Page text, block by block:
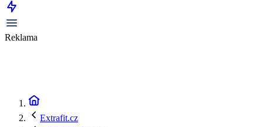
Reklama
Extrafit.cz